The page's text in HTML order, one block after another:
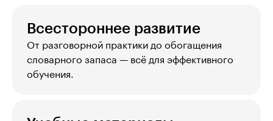
Всестороннее развитие
От разговорной практики до обогащения
словарного запаса — всё для эффективного
обучения.